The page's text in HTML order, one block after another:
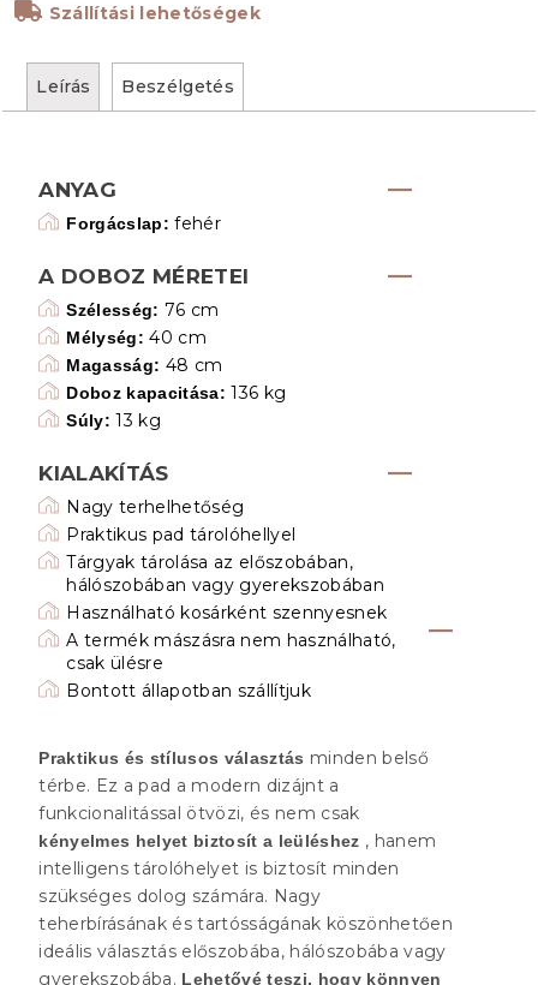
Szállítási lehetőségek
Leírás Beszélgetés
ANYAG
Forgácslap: fehér
A DOBOZ MÉRETEI
Szélesség: 76 cm
Mélység: 40 cm
Magasság: 48 cm
Doboz kapacitása: 136 kg
Súly: 13 kg
KIALAKÍTÁS
Nagy terhelhetőség
Praktikus pad tárolóhellyel
Tárgyak tárolása az előszobában,
hálószobában vagy gyerekszobában
Használható kosárként szennyesnek
A termék mászásra nem használható,
csak ülésre
Bontott állapotban szállítjuk
Praktikus és stílusos választás minden belső
térbe. Ez a pad a modern dizájnt a
funkcionalitással ötvözi, és nem csak
kényelmes helyet biztosít a leüléshez , hanem
intelligens tárolóhelyet is biztosít minden
szükséges dolog számára. Nagy
teherbírásának és tartósságának köszönhetően
ideális választás előszobába, hálószobába vagy
gyerekszobába. Lehetővé teszi, hogy könnyen